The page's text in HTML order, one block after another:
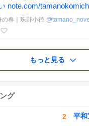
note.com/
の春｜珠野小径 @tamano_novel
もっと見る
グ
平和